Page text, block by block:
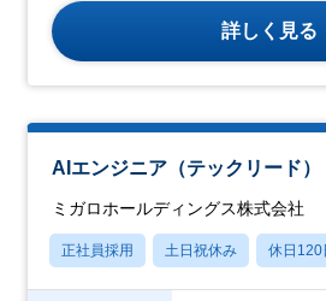
詳しく見る
AIエンジニア（テックリード）
ミガロホールディングス株式会社
正社員採用 土日祝休み 休日120